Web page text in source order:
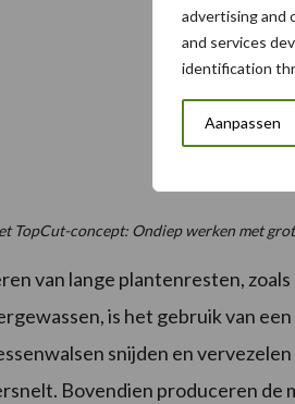
advertising and
and services
identification
Aanpassen
TopCut-concept: Ondiep werken met
van lange plantenresten, zoals
is het gebruik van
snijden en
Bovendien produceren de